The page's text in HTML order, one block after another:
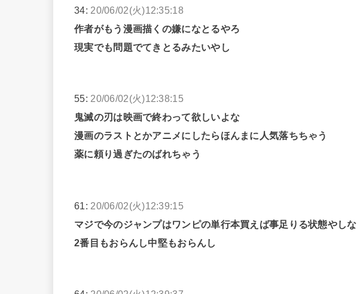
34: 20/06/02(火)12:35:18
作者がもう漫画描くの嫌になとるやろ
現実でも問題でてきとるみたいやし
55: 20/06/02(火)12:38:15
鬼滅の刃は映画で終わって欲しいよな
漫画のラストとかアニメにしたらほんまに人気落ちちゃう
薬に頼り過ぎたのばれちゃう
61: 20/06/02(火)12:39:15
マジで今のジャンプはワンピの単行本買えば事足りる状態やしな
2番目もおらんし中堅もおらんし